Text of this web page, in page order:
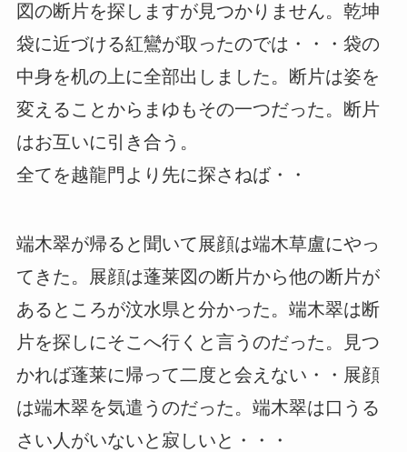
図の断片を探しますが見つかりません。乾坤
袋に近づける紅鸞が取ったのでは・・・袋の
中身を机の上に全部出しました。断片は姿を
変えることからまゆもその一つだった。断片
はお互いに引き合う。
全てを越龍門より先に探さねば・・
端木翠が帰ると聞いて展顔は端木草盧にやっ
てきた。展顔は蓬莱図の断片から他の断片が
あるところが汶水県と分かった。端木翠は断
片を探しにそこへ行くと言うのだった。見つ
かれば蓬莱に帰って二度と会えない・・展顔
は端木翠を気遣うのだった。端木翠は口うる
さい人がいないと寂しいと・・・